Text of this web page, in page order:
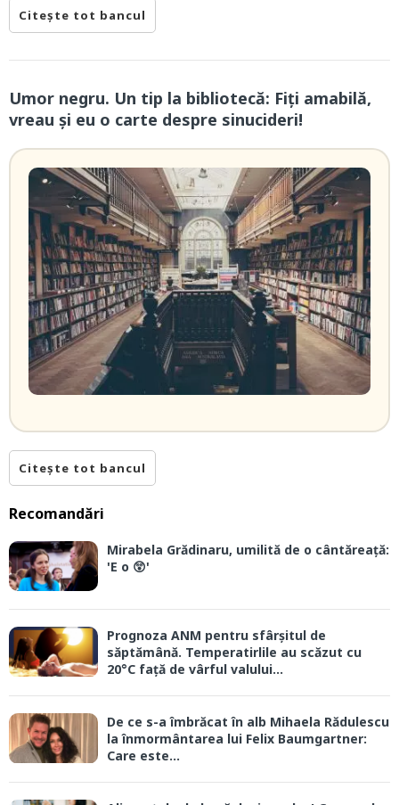
Citește tot bancul
Umor negru. Un tip la bibliotecă: Fiţi amabilă,
vreau şi eu o carte despre sinucideri!
Citește tot bancul
Recomandări
Mirabela Grădinaru, umilită de o cântăreață:
'E o 😲'
Prognoza ANM pentru sfârșitul de
săptămână. Temperatirlile au scăzut cu
20°C față de vârful valului...
De ce s-a îmbrăcat în alb Mihaela Rădulescu
la înmormântarea lui Felix Baumgartner:
Care este...